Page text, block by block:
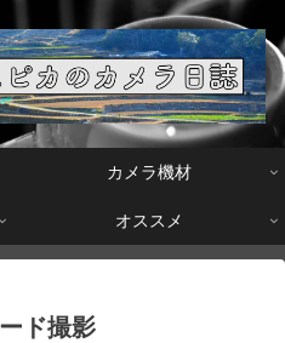
カメラ機材
オススメ
ド撮影